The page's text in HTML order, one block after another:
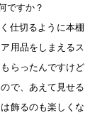
ですか？
仕切るように本棚
用品をしまえるス
らったんですけど
で、あえて見せる
飾るのも楽しくな